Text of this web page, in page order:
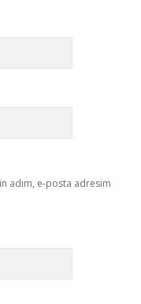
adım, e-posta adresim